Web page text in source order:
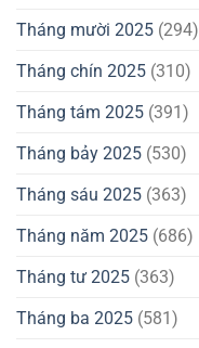
Tháng mười 2025 (294)
Tháng chín 2025 (310)
Tháng tám 2025 (391)
Tháng bảy 2025 (530)
Tháng sáu 2025 (363)
Tháng năm 2025 (686)
Tháng tư 2025 (363)
Tháng ba 2025 (581)